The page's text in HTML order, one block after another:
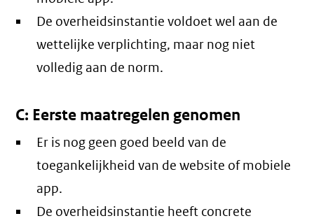
De overheidsinstantie voldoet wel aan de
wettelijke verplichting, maar nog niet
volledig aan de norm.
C: Eerste maatregelen genomen
Er is nog geen goed beeld van de
toegankelijkheid van de website of mobiele
app.
De overheidsinstantie heeft concrete